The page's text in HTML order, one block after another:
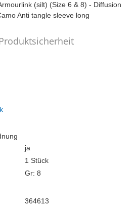
(silt) (Size 6 & 8) - Diffusion
Anti tangle sleeve long
ja
1 Stück
Gr: 8
364613